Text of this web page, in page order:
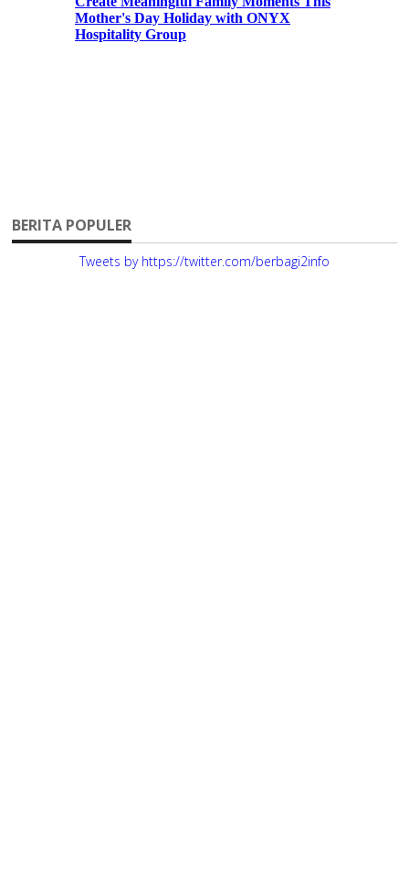
BERITA POPULER
Tweets by https://twitter.com/berbagi2info